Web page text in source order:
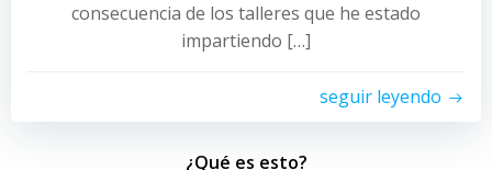
consecuencia de los talleres que he estado
impartiendo […]
seguir leyendo
¿Qué es esto?